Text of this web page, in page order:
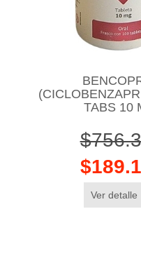
TABS 10
Ver detalle